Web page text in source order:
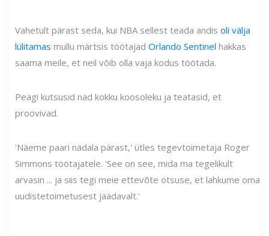
Vahetult pärast seda, kui NBA sellest teada andis oli välja
lülitamas mullu märtsis töötajad Orlando Sentinel hakkas
saama meile, et neil võib olla vaja kodus töötada.
Peagi kutsusid nad kokku koosoleku ja teatasid, et
proovivad.
'Näeme paari nädala pärast,' ütles tegevtoimetaja Roger
Simmons töötajatele. 'See on see, mida ma tegelikult
arvasin ... ja siis tegi meie ettevõte otsuse, et lahkume oma
uudistetoimetusest jäädavalt.'